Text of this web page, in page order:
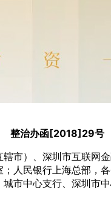
整治办函[2018]29号
市）、深圳市互联网
人民银行上海总部，
市中心支行、深圳市中